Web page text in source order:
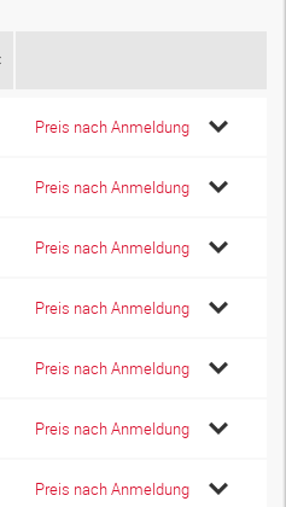
Preis nach Anmeldung
Preis nach Anmeldung
Preis nach Anmeldung
Preis nach Anmeldung
Preis nach Anmeldung
Preis nach Anmeldung
Preis nach Anmeldung